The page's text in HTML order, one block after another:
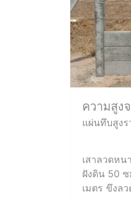
ความสูง
แผ่นทึบสูง
เสาลวดหน
ฝังดิน 50 ซ
เมตร ขึงล